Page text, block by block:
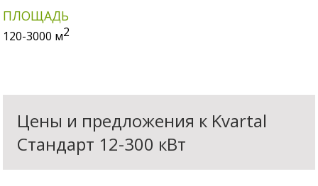
ПЛОЩАДЬ
120-3000 м2
Цены и предложения к Kvartal
Cтандарт 12-300 кВт